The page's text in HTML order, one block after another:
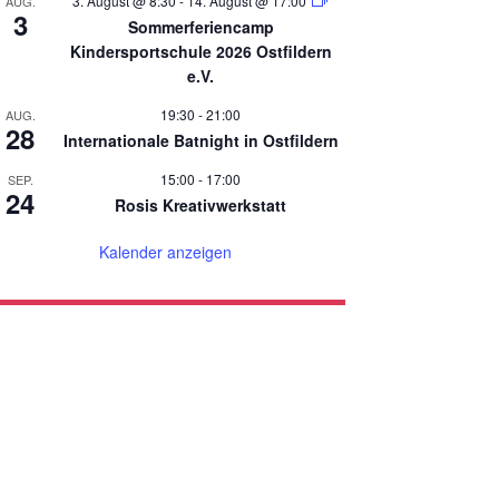
3
Sommerferiencamp
Kindersportschule 2026 Ostfildern
e.V.
AUG.
28
19:30 -21:00
Internationale Batnight in Ostfildern
SEP.
24
15:00 - 17:00
Rosis Kreativwerkstatt
Kalender anzeigen